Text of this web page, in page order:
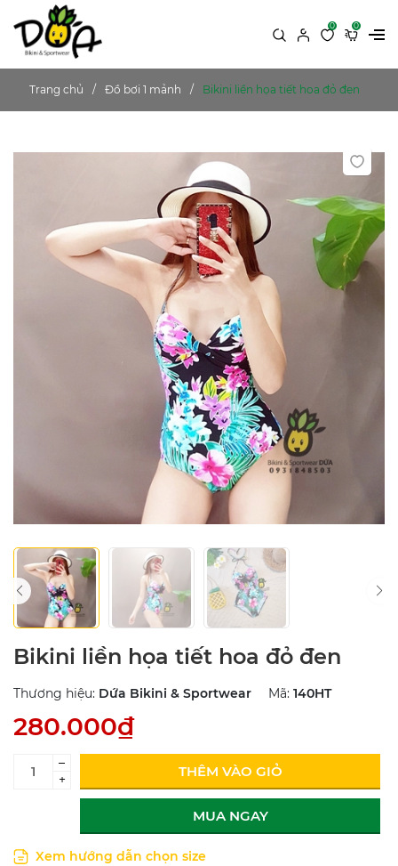
0 0
Trang chủ Đồ bơi 1 mảnh Bikini liền họa tiết hoa đỏ đen
Bikini liền họa tiết hoa đỏ đen
Thương hiệu: Dứa Bikini & Sportwear Mã: 140HT
280.000₫
–
+
THÊM VÀO GIỎ
MUA NGAY
Xem hướng dẫn chọn size